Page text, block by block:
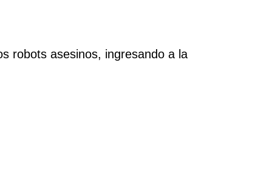
robots asesinos, ingresando a la